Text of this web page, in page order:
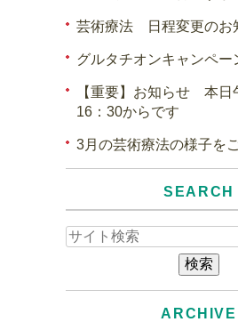
芸術療法 日程変更のお
グルタチオンキャンペー
【重要】お知らせ 本日
16：30からです
3月の芸術療法の様子を
SEARCH
ARCHIVE